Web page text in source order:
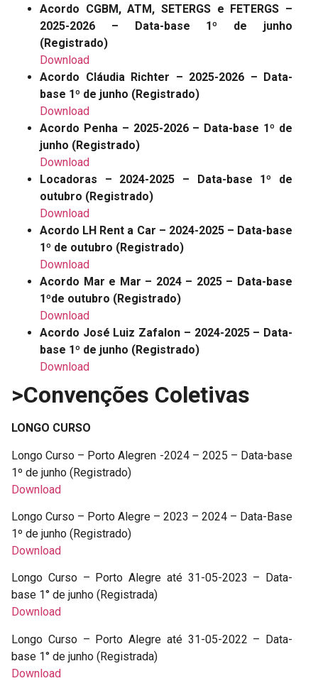
Acordo CGBM, ATM, SETERGS e FETERGS –
2025-2026 – Data-base 1º de junho
(Registrado)
Download
Acordo Cláudia Richter – 2025-2026 – Data-
base 1º de junho (Registrado)
Download
Acordo Penha – 2025-2026 – Data-base 1º de
junho (Registrado)
Download
Locadoras – 2024-2025 – Data-base 1º de
outubro (Registrado)
Download
Acordo LH Rent a Car – 2024-2025 – Data-base
1º de outubro (Registrado)
Download
Acordo Mar e Mar – 2024 – 2025 – Data-base
1ºde outubro (Registrado)
Download
Acordo José Luiz Zafalon – 2024-2025 – Data-
base 1º de junho (Registrado)
Download
>Convenções Coletivas
LONGO CURSO
Longo Curso – Porto Alegren -2024 – 2025 – Data-base
1º de junho (Registrado)
Download
Longo Curso – Porto Alegre – 2023 – 2024 – Data-Base
1º de junho (Registrado)
Download
Longo Curso – Porto Alegre até 31-05-2023 – Data-
base 1° de junho (Registrada)
Download
Longo Curso – Porto Alegre até 31-05-2022 – Data-
base 1° de junho (Registrada)
Download